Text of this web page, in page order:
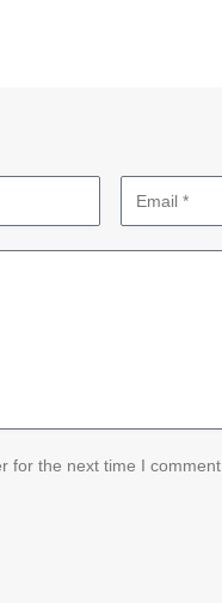
for the next time I comment.